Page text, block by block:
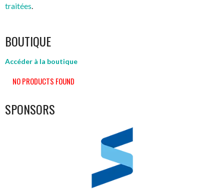
traitées.
BOUTIQUE
Accéder à la boutique
NO PRODUCTS FOUND
SPONSORS